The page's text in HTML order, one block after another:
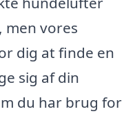
vores
dig at finde en
sig af din
du har brug for